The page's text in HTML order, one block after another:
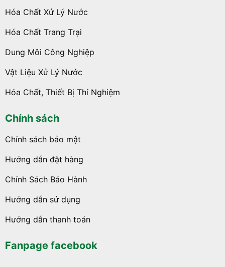
Hóa Chất Xử Lý Nước
Hóa Chất Trang Trại
Dung Môi Công Nghiệp
Vật Liệu Xử Lý Nước
Hóa Chất, Thiết Bị Thí Nghiệm
Chính sách
Chính sách bảo mật
Hướng dẫn đặt hàng
Chính Sách Bảo Hành
Hướng dẫn sử dụng
Hướng dẫn thanh toán
Fanpage facebook